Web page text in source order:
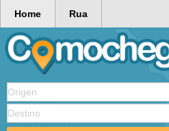
Home Rua